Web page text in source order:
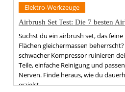
Elektro-Werkzeuge
Airbrush Set Test: Die 7 besten
Suchst du ein airbrush set, das
Flächen gleichermassen
schwacher Kompressor ruinieren
Teile, einfache Reinigung und
Nerven. Finde heraus, wie du
erzielst.